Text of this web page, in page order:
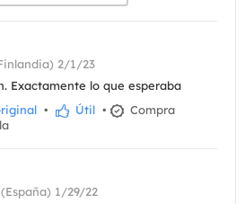
2/1/23
Exactamente lo que esperaba
• Útil •
Compra
1/29/22